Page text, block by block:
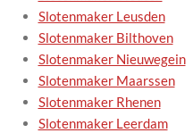
Slotenmaker Leusden
Slotenmaker Bilthoven
Slotenmaker Nieuwegein
Slotenmaker Maarssen
Slotenmaker Rhenen
Slotenmaker Leerdam